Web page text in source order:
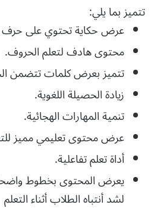
تتميز بما يلي:
عرض حكاية تحتوي على
محتوى هادف لتعلم الحروف.
تتميز بعرض كلمات تتضمن
زيادة الحصيلة اللغوية.
تنمية المهارات الهجائية.
عرض محتوى تعليمي مميز
أداة تعلم تفاعلية.
يعرض المحتوى بخطوط
لشد أنتباه الطلاب أثناء التعلم